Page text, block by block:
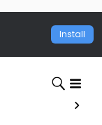
Install